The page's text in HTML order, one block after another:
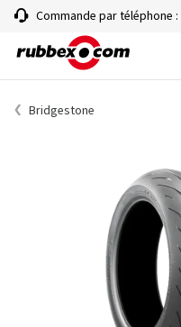
Commande par téléphone :
Bridgestone